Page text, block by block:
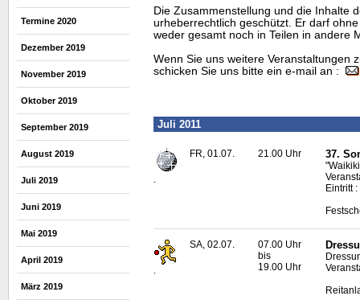
Termine 2020
Dezember 2019
November 2019
Oktober 2019
September 2019
August 2019
Juli 2019
Juni 2019
Mai 2019
April 2019
März 2019
Die Zusammenstellung und die Inhalte
urheberrechtlich geschützt. Er darf
weder gesamt noch in Teilen in andere
Wenn Sie uns weitere Veranstaltungen
schicken Sie uns bitte ein e-mail an :
Juli 2011
FR, 01.07. 21.00 Uhr 37.
Eintritt
SA, 02.07.
07.00 Uhr
bis
19.00 Uhr